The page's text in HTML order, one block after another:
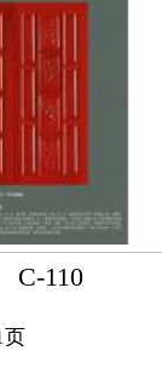
C-110
页